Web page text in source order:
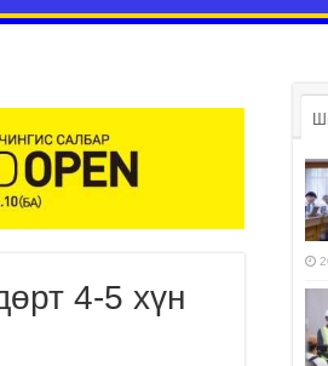
4-5 хүн